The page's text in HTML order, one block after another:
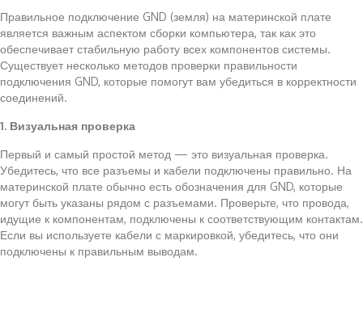
Правильное подключение GND (земля) на материнской плате
является важным аспектом сборки компьютера, так как это
обеспечивает стабильную работу всех компонентов системы.
Существует несколько методов проверки правильности
подключения GND, которые помогут вам убедиться в корректности
соединений.
1. Визуальная проверка
Первый и самый простой метод — это визуальная проверка.
Убедитесь, что все разъемы и кабели подключены правильно. На
материнской плате обычно есть обозначения для GND, которые
могут быть указаны рядом с разъемами. Проверьте, что провода,
идущие к компонентам, подключены к соответствующим контактам.
Если вы используете кабели с маркировкой, убедитесь, что они
подключены к правильным выводам.